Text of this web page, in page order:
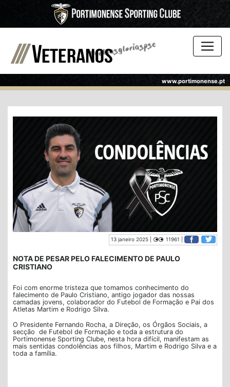
www.portimonense.pt
13 janeiro 2025 | 11961 |
NOTA DE PESAR PELO FALECIMENTO DE PAULO
CRISTIANO
Foi com enorme tristeza que tomamos conhecimento do
falecimento de Paulo Cristiano, antigo jogador das nossas
camadas jovens, colaborador do Futebol de Formação e Pai dos
Atletas Martim e Rodrigo Silva.
O Presidente Fernando Rocha, a Direção, os Órgãos Sociais, a
secção de Futebol de Formação e toda a estrutura do
Portimonense Sporting Clube, nesta hora difícil, manifestam as
mais sentidas condolências aos filhos, Martim e Rodrigo Silva e a
toda a família.